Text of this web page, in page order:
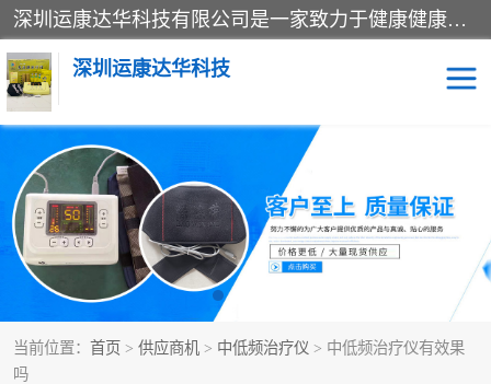
深圳运康达华科技有限公司是一家致力于健康健康产业的现代化企业，已经走过了15个春秋，开创了中医外用发展的新未来，是专业从事中医医疗仪器的研发、生产、销售、服务为一体的子公司，在医疗器械的设计、开发和生产方面率先引进国际先进技术和好的科技人员，先后开发出了场效应治疗仪、多功能治疗仪、颈椎治疗仪、腰椎治疗仪、增效垫等多个系列。
深圳运康达华科技
当前位置： 首页 > 供应商机 > 中低频治疗仪 > 中低频治疗仪有效果
吗
多功能治疗仪 中药提速
中低频治疗仪 脉冲治疗仪
**腺治疗仪